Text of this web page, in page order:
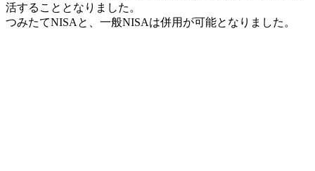
活することとなりました。
つみたてNISAと、一般NISAは併用が可能となりました。